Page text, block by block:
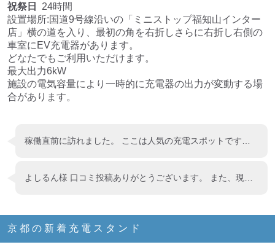
祝祭日
24時間
設置場所:国道9号線沿いの「ミニストップ福知山インター
店」横の道を入り、最初の角を右折しさらに右折し右側の
車室にEV充電器があります。
どなたでもご利用いただけます。
最大出力6kW
施設の電気容量により一時的に充電器の出力が変動する場
合があります。
京都 の新着充電スタンド